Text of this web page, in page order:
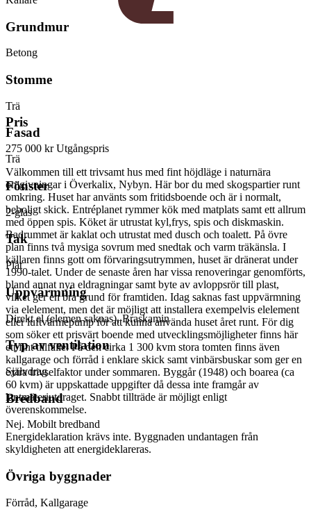
Pris
275 000 kr Utgångspris
Välkommen till ett trivsamt hus med fint höjdläge i naturnära
omgivningar i Överkalix, Nybyn. Här bor du med skogspartier runt
omkring. Huset har använts som fritidsboende och är i normalt,
beboligt skick. Entréplanet rymmer kök med matplats samt ett allrum
med öppen spis. Köket är utrustat kyl,frys, spis och diskmaskin.
Badrummet är kaklat och utrustat med dusch och toalett. På övre
plan finns två mysiga sovrum med snedtak och varm träkänsla. I
källaren finns gott om förvaringsutrymmen, huset är dränerat under
1990-talet. Under de senaste åren har vissa renoveringar genomförts,
bland annat nya eldragningar samt byte av avloppsrör till plast,
vilket ger en bra grund för framtiden. Idag saknas fast uppvärmning
via elelement, men det är möjligt att installera exempelvis elelement
eller luftvärmepump för att kunna använda huset året runt. För dig
som söker ett prisvärt boende med utvecklingsmöjligheter finns här
ett fint tillfälle. På den cirka 1 300 kvm stora tomten finns även
kallgarage och förråd i enklare skick samt vinbärsbuskar som ger en
extra trivselfaktor under sommaren. Byggår (1948) och boarea (ca
60 kvm) är uppskattade uppgifter då dessa inte framgår av
lantmäteriutdraget. Snabbt tillträde är möjligt enligt
överenskommelse.
Grundmur
Betong
Stomme
Trä
Fasad
Trä
Fönster
2-glas
Tak
Plåt
Uppvärmning
Direkt el (elemen saknas), Braskamin
Typ av ventilation
Självdrag
Bredband
Nej. Mobilt bredband
Energideklaration krävs inte. Byggnaden undantagen från
skyldigheten att energideklareras.
Övriga byggnader
Förråd, Kallgarage